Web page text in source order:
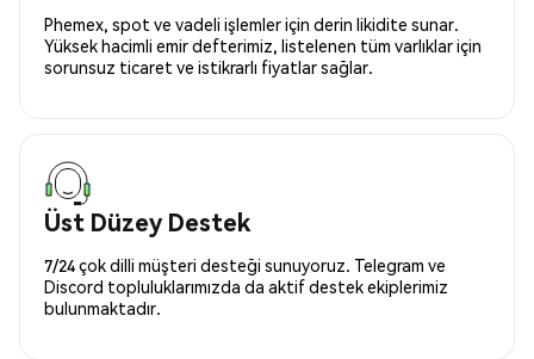
Phemex, spot ve vadeli işlemler için derin likidite sunar.
Yüksek hacimli emir defterimiz, listelenen tüm varlıklar için
sorunsuz ticaret ve istikrarlı fiyatlar sağlar.
Üst Düzey Destek
7/24 çok dilli müşteri desteği sunuyoruz. Telegram ve
Discord topluluklarımızda da aktif destek ekiplerimiz
bulunmaktadır.